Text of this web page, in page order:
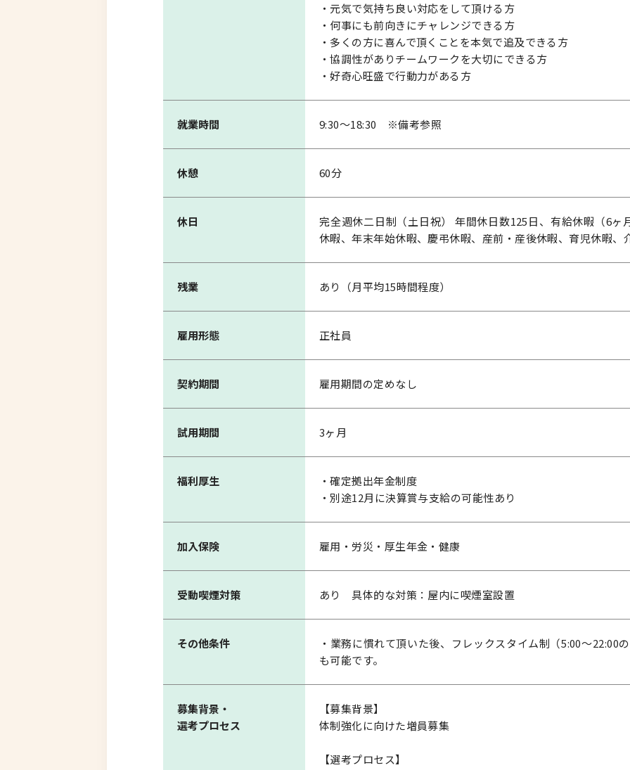
・元気で気持ち良い対応をして頂ける方
・何事にも前向きにチャレンジできる方
・多くの方に喜んで頂くことを本気で追及できる方
・協調性がありチームワークを大切にできる方
・好奇心旺盛で行動力がある方
就業時間 9:30～18:30 ※備考参照
休憩 60分
休日
完全週休二日制（土日祝） 年間休日数125日、有給休暇（6ヶ
休暇、年末年始休暇、慶弔休暇、産前・産後休暇、育児休暇、
残業 あり（月平均15時間程度）
雇用形態 正社員
契約期間 雇用期間の定めなし
試用期間 3ヶ月
福利厚生
・確定拠出年金制度
・別途12月に決算賞与支給の可能性あり
加入保険 雇用・労災・厚生年金・健康
受動喫煙対策 あり 具体的な対策：屋内に喫煙室設置
その他条件
・業務に慣れて頂いた後、フレックスタイム制（5:00～22:00
も可能です。
募集背景・
選考プロセス
【募集背景】
体制強化に向けた増員募集
【選考プロセス】